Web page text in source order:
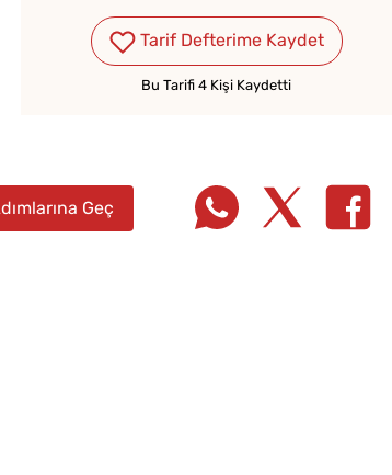
Tarif Defterime Kaydet
Bu Tarifi 4 Kişi Kaydetti
Geç
Mayalandırılır?